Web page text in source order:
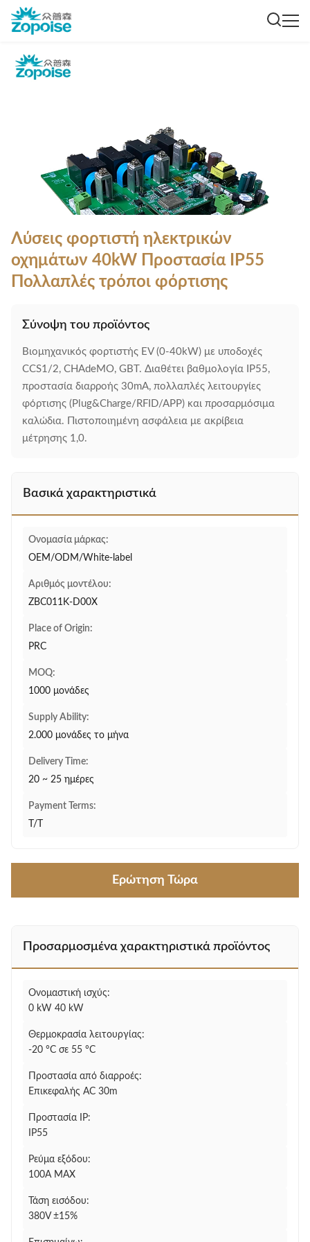
Λύσεις φορτιστή ηλεκτρικών
οχημάτων 40kW Προστασία IP55
Πολλαπλές τρόποι φόρτισης
Σύνοψη του προϊόντος
Βιομηχανικός φορτιστής EV (0-40kW) με υποδοχές
CCS1/2, CHAdeMO, GBT. Διαθέτει βαθμολογία IP55,
προστασία διαρροής 30mA, πολλαπλές λειτουργίες
φόρτισης (Plug&Charge/RFID/APP) και προσαρμόσιμα
καλώδια. Πιστοποιημένη ασφάλεια με ακρίβεια
μέτρησης 1,0.
Βασικά χαρακτηριστικά
Ονομασία μάρκας:
OEM/ODM/White-label
Αριθμός μοντέλου:
ZBC011K-D00X
Place of Origin:
PRC
MOQ:
1000 μονάδες
Supply Ability:
2.000 μονάδες το μήνα
Delivery Time:
20 ~ 25 ημέρες
Payment Terms:
T/T
Ερώτηση Τώρα
Προσαρμοσμένα χαρακτηριστικά προϊόντος
Ονομαστική ισχύς:
0 kW 40 kW
Θερμοκρασία λειτουργίας:
-20 °C σε 55 °C
Προστασία από διαρροές:
Επικεφαλής AC 30m
Προστασία IP:
IP55
Ρεύμα εξόδου:
100A MAX
Τάση εισόδου:
380V ±15%